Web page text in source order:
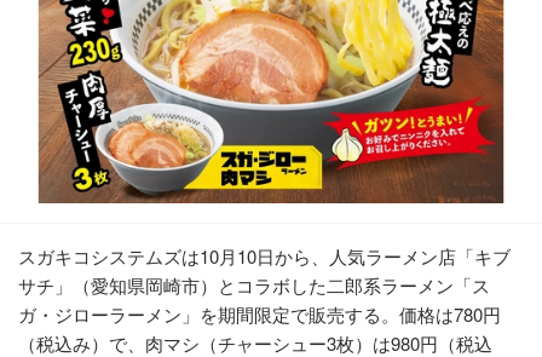
スガキコシステムズは10月10日から、人気ラーメン店「キブ
サチ」（愛知県岡崎市）とコラボした二郎系ラーメン「ス
ガ・ジローラーメン」を期間限定で販売する。価格は780円
（税込み）で、肉マシ（チャーシュー3枚）は980円（税込